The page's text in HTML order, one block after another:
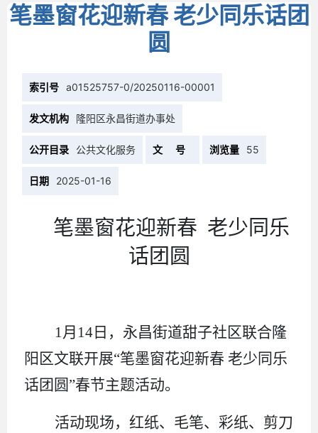
笔墨窗花迎新春 老少同乐话团
圆
索引号 a01525757-0/20250116-00001
发文机构 隆阳区永昌街道办事处
公开目录 公共文化服务 文 号 浏览量 55
日期 2025-01-16
笔墨窗花迎新春 老少同乐
话团圆
1月14日，永昌街道甜子社区联合隆
阳区文联开展“笔墨窗花迎新春 老少同乐
话团圆”春节主题活动。
活动现场，红纸、毛笔、彩纸、剪刀